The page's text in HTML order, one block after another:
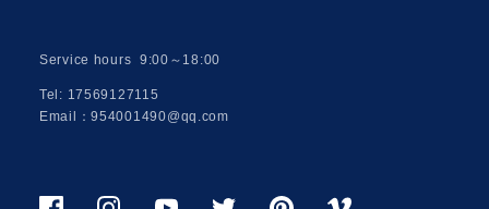
Service hours 9:00～18:00
Tel: 17569127115
Email：954001490@qq.com